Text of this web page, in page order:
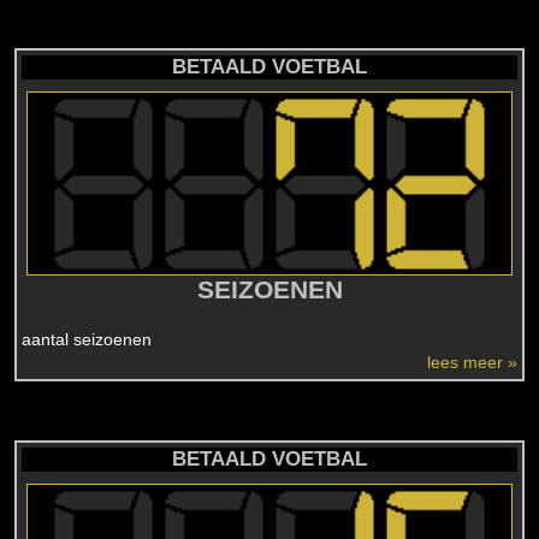
BETAALD VOETBAL
SEIZOENEN
aantal seizoenen
lees meer »
BETAALD VOETBAL